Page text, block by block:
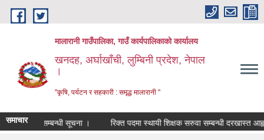
Skip to main content
मालारानी गाउँपालिका, गाउँ कार्यपालिकाको कार्यालय
खनदह, अर्घाखाँची, लुम्बिनी प्रदेश, नेपाल
।
"कृषि, पर्यटन र सहकारी : समृद्ध मालारानी "
समाचारगर्ने सम्बन्धी सूचना । रिक्त पदमा स्थायी शिक्षक सरुवा सम्बन्धी दरखास्त आह्वान